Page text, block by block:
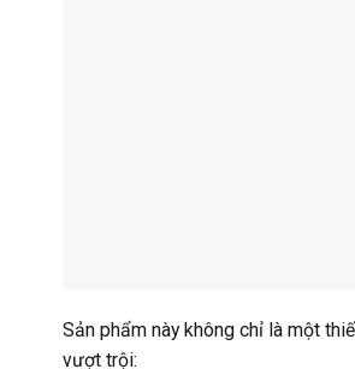
Sản phẩm này không chỉ là một
vượt trội: